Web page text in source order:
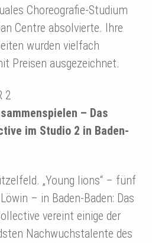
Choreografie-Studium
Centre absolvierte. Ihre
wurden vielfach
Preisen ausgezeichnet.
2
– Das
im Studio 2 in Baden-
„Young lions“ – fünf
– in Baden-Baden: Das
vereint einige der
Nachwuchstalente des